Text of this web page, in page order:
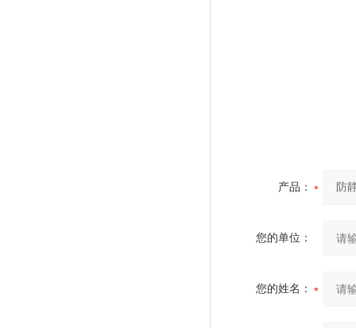
产品：
您的单位：
您的姓名：